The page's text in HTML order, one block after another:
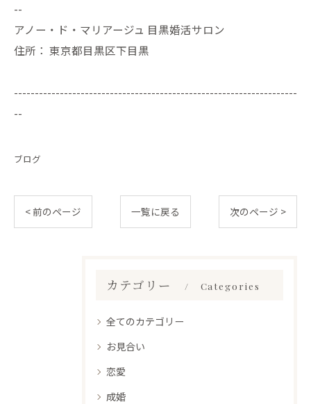
--
アノー・ド・マリアージュ 目黒婚活サロン
住所： 東京都目黒区下目黒
--------------------------------------------------------------------
--
ブログ
< 前のページ 一覧に戻る 次のページ >
カテゴリー Categories
全てのカテゴリー
お見合い
恋愛
成婚